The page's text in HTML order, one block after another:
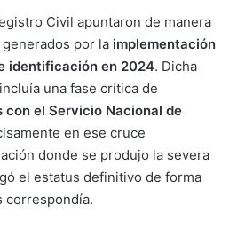
Civil apuntaron de manera
por la implementación
identificación en 2024. Dicha
una fase crítica de
con el Servicio Nacional de
en ese cruce
donde se produjo la severa
el estatus definitivo de forma
correspondía.